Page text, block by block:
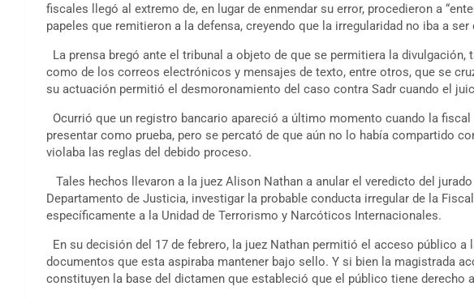
fiscales llegó al extremo de, en lugar de enmendar su error, procedieron a
papeles que remitieron a la defensa, creyendo que la irregularidad no iba a ser
La prensa bregó ante el tribunal a objeto de que se permitiera la divulgación,
como de los correos electrónicos y mensajes de texto, entre otros, que se
su actuación permitió el desmoronamiento del caso contra Sadr cuando el
Ocurrió que un registro bancario apareció a último momento cuando la
presentar como prueba, pero se percató de que aún no lo había compartido
violaba las reglas del debido proceso.
Tales hechos llevaron a la juez Alison Nathan a anular el veredicto del
Departamento de Justicia, investigar la probable conducta irregular de la
específicamente a la Unidad de Terrorismo y Narcóticos Internacionales.
En su decisión del 17 de febrero, la juez Nathan permitió el acceso público
documentos que esta aspiraba mantener bajo sello. Y si bien la magistrada
constituyen la base del dictamen que estableció que el público tiene derecho